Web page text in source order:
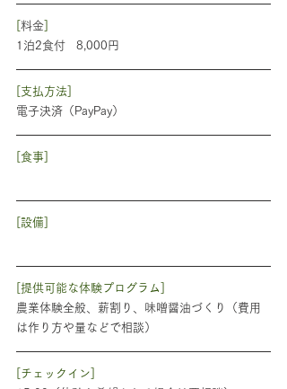
料金
1泊2食付   8,000円
[支払方法]
電子決済（PayPay）
[食事]
[設備]
[提供可能な体験プログラム]
農業体験全般、薪割り、味噌醤油づくり（費用
は作り方や量などで相談）
[チェックイン]